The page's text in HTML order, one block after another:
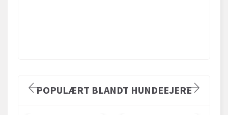
POPULÆRT BLANDT HUNDEEJERE